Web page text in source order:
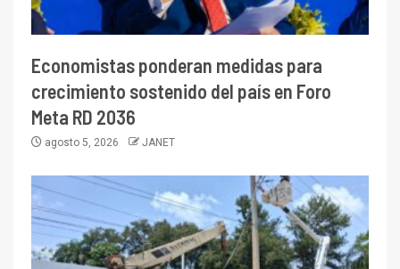
Economistas ponderan medidas para
crecimiento sostenido del país en Foro
Meta RD 2036
agosto 5, 2026 JANET